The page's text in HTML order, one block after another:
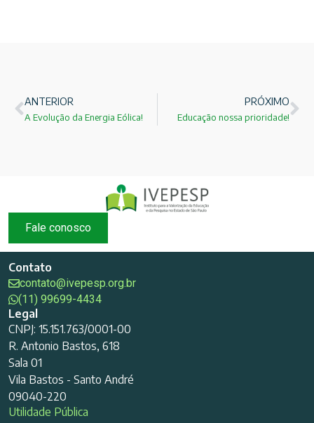
ANTERIOR
A Evolução da Energia Eólica!
PRÓXIMO
Educação nossa prioridade!
Fale conosco
Contato
contato@ivepesp.org.br
(11) 99699-4434
Legal
CNPJ: 15.151.763/0001-00
R. Antonio Bastos, 618
Sala 01
Vila Bastos - Santo André
09040-220
Utilidade Pública